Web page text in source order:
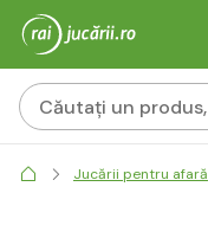
Jucării pentru afară